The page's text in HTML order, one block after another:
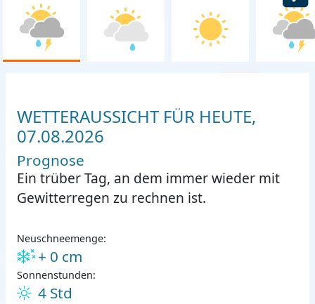
WETTERAUSSICHT FÜR HEUTE,
07.08.2026
Prognose
Ein trüber Tag, an dem immer wieder mit
Gewitterregen zu rechnen ist.
Neuschneemenge:
+ 0 cm
Sonnenstunden:
4 Std